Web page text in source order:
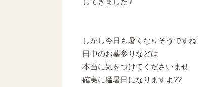
しかし今日も暑くなりそうですね
日中のお墓参りなどは
本当に気をつけてくださいませ
確実に猛暑日になりますよ??